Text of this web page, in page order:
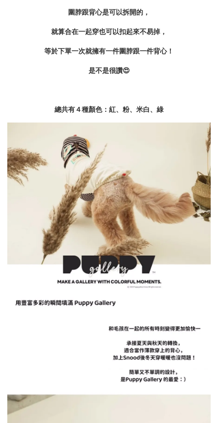
圍脖跟背心是可以拆開的，
就算合在一起穿也可以扣起來不易掉，
等於下單一次就擁有一件圍脖跟一件背心！
是不是很讚😍
總共有４種顏色：紅、粉、米白、綠